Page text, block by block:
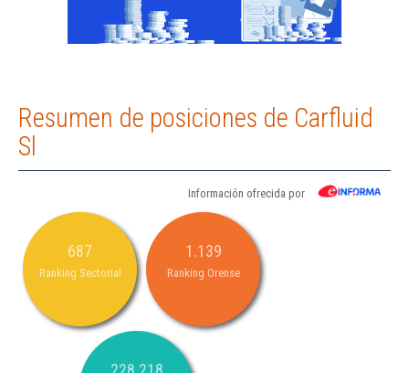
Resumen de posiciones de Carfluid
Sl
Información ofrecida por
687
Ranking Sectorial
1.139
Ranking Orense